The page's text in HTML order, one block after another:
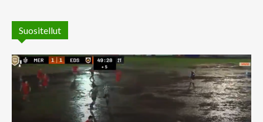
Suositellut